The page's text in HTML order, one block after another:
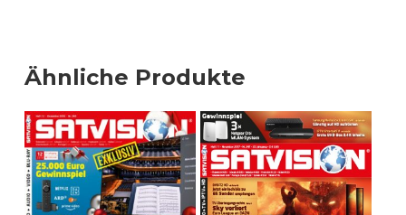
Ähnliche Produkte